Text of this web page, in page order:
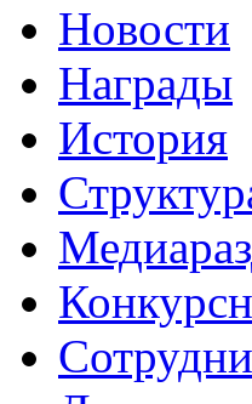
Новости
Награды
История